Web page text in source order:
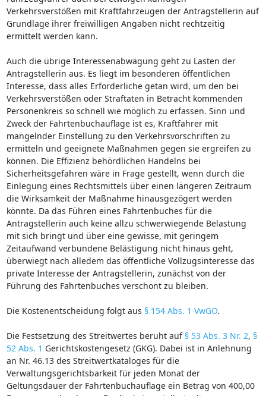
Verkehrsverstößen mit Kraftfahrzeugen der Antragstellerin auf
Grundlage ihrer freiwilligen Angaben nicht rechtzeitig
ermittelt werden kann.
Auch die übrige Interessenabwägung geht zu Lasten der
Antragstellerin aus. Es liegt im besonderen öffentlichen
Interesse, dass alles Erforderliche getan wird, um den bei
Verkehrsverstößen oder Straftaten in Betracht kommenden
Personenkreis so schnell wie möglich zu erfassen. Sinn und
Zweck der Fahrtenbuchauflage ist es, Kraftfahrer mit
mangelnder Einstellung zu den Verkehrsvorschriften zu
ermitteln und geeignete Maßnahmen gegen sie ergreifen zu
können. Die Effizienz behördlichen Handelns bei
Sicherheitsgefahren wäre in Frage gestellt, wenn durch die
Einlegung eines Rechtsmittels über einen längeren Zeitraum
die Wirksamkeit der Maßnahme hinausgezögert werden
könnte. Da das Führen eines Fahrtenbuches für die
Antragstellerin auch keine allzu schwerwiegende Belastung
mit sich bringt und über eine gewisse, mit geringem
Zeitaufwand verbundene Belästigung nicht hinaus geht,
überwiegt nach alledem das öffentliche Vollzugsinteresse das
private Interesse der Antragstellerin, zunächst von der
Führung des Fahrtenbuches verschont zu bleiben.
Die Kostenentscheidung folgt aus § 154 Abs. 1 VwGO.
Die Festsetzung des Streitwertes beruht auf § 53 Abs. 3 Nr. 2, §
52 Abs. 1 Gerichtskostengesetz (GKG). Dabei ist in Anlehnung
an Nr. 46.13 des Streitwertkataloges für die
Verwaltungsgerichtsbarkeit für jeden Monat der
Geltungsdauer der Fahrtenbuchauflage ein Betrag von 400,00